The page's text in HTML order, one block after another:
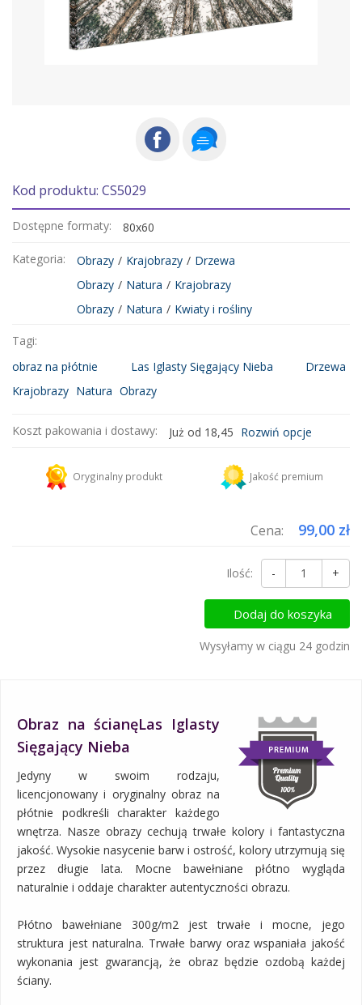
Kod produktu: CS5029
Dostępne formaty: 80x60
Kategoria: Obrazy / Krajobrazy / Drzewa
Obrazy / Natura / Krajobrazy
Obrazy / Natura / Kwiaty i rośliny
Tagi:
obraz na płótnie
Las Iglasty Sięgający Nieba
Drzewa
Krajobrazy Natura Obrazy
Koszt pakowania i dostawy: Już od 18,45 Rozwiń opcje
Kurier DHL
Dodaj więcej produktów do koszyka i zapłać za wysyłkę tylko raz!
Oryginalny produkt Jakość premium
Cena: 99,00 zł
Dodaj do koszyka
Ilość: - +
Wysyłamy w ciągu 24 godzin
Obraz na ścianęLas Iglasty
Sięgający Nieba
Jedyny w swoim rodzaju,
licencjonowany i oryginalny obraz na
płótnie podkreśli charakter każdego
wnętrza. Nasze obrazy cechują trwałe kolory i fantastyczna
jakość. Wysokie nasycenie barw i ostrość, kolory utrzymują się
przez długie lata. Mocne bawełniane płótno wygląda
naturalnie i oddaje charakter autentyczności obrazu.
Płótno bawełniane 300g/m2 jest trwałe i mocne, jego
struktura jest naturalna. Trwałe barwy oraz wspaniała jakość
wykonania jest gwarancją, że obraz będzie ozdobą każdej
ściany.